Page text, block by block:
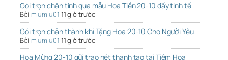
Gói trọn chân tình qua mẫu Hoa Tiền 20-10 đầy tinh tế
Bởi miumiu01 11 giờ trước
Gói trọn chân thành khi Tặng Hoa 20-10 Cho Người Yêu
Bởi miumiu01 11 giờ trước
Hoa Mừng 20-10 gửi trao nét thanh tao tại Tiệm Hoa